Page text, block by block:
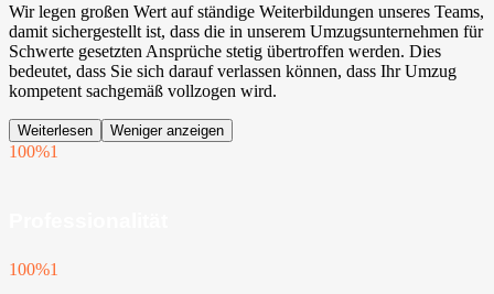
Wir legen großen Wert auf ständige Weiterbildungen unseres Teams,
damit sichergestellt ist, dass die in unserem Umzugsunternehmen für
Schwerte gesetzten Ansprüche stetig übertroffen werden. Dies
bedeutet, dass Sie sich darauf verlassen können, dass Ihr Umzug
kompetent sachgemäß vollzogen wird.
Weiterlesen Weniger anzeigen
100%1
100%1